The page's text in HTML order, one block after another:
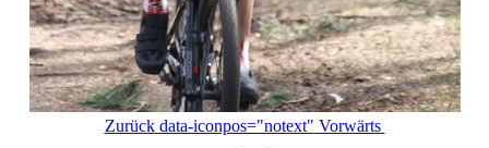
Zurück data-iconpos="notext" Vorwärts